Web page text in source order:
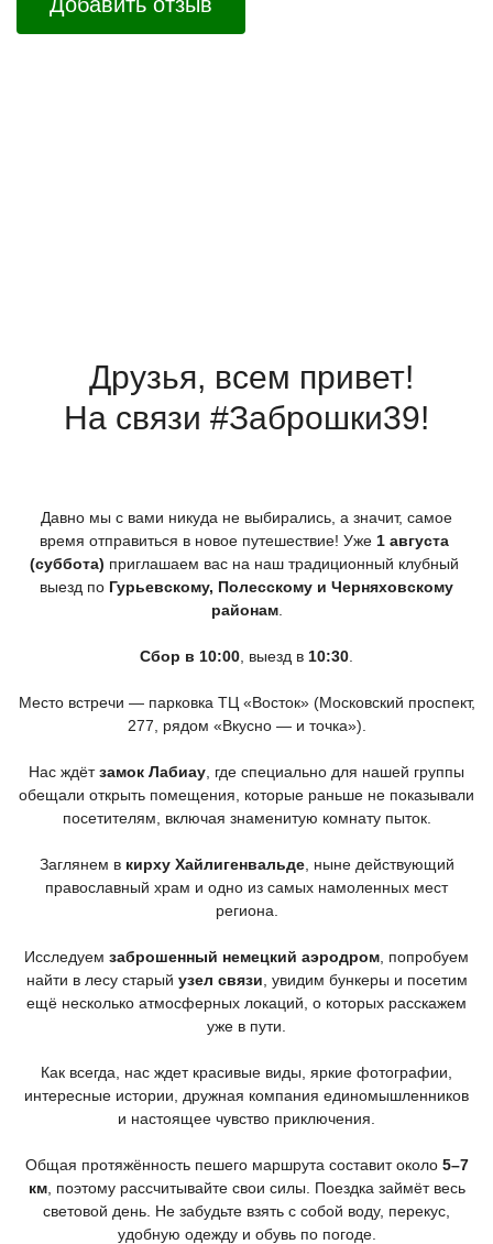
Друзья, всем привет!
На связи #Заброшки39!
Давно мы с вами никуда не выбирались, а значит, самое
время отправиться в новое путешествие! Уже 1 августа
(суббота) приглашаем вас на наш традиционный клубный
выезд по Гурьевскому, Полесскому и Черняховскому
районам.
Сбор в 10:00 , выезд в 10:30
Место встречи — парковка ТЦ «Восток» (Московский проспект,
277, рядом «Вкусно— и точка»).
Нас ждётзамок Лабиау , где специально для нашей группы
обещали открыть помещения, которые раньше не показывали
посетителям, включая знаменитую комнату пыток.
Заглянем в кирху Хайлигенвальде, ныне действующий
православный храм и одно из самых намоленных мест
региона.
Исследуем заброшенный немецкий аэродром , попробуем
найти в лесу старый узел связи , увидим бункеры и посетим
ещё несколько атмосферных локаций, о которых расскажем
уже в пути.
Как всегда, нас ждет красивые виды, яркие фотографии,
интересные истории, дружная компания единомышленников
и настоящее чувство приключения.
Общая протяжённость пешего маршрута составит около 5–7
км, поэтому рассчитывайте свои силы. Поездка займёт весь
световой день. Не забудьте взять с собой воду, перекус,
удобную одежду и обувь по погоде.